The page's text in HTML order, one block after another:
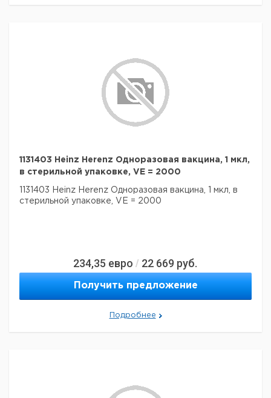
1131403 Heinz Herenz Одноразовая вакцина, 1 мкл,
в стерильной упаковке, VE = 2000
1131403 Heinz Herenz Одноразовая вакцина, 1 мкл, в
стерильной упаковке, VE = 2000
234,35 евро / 22 669 руб.
Получить предложение
Подробнее